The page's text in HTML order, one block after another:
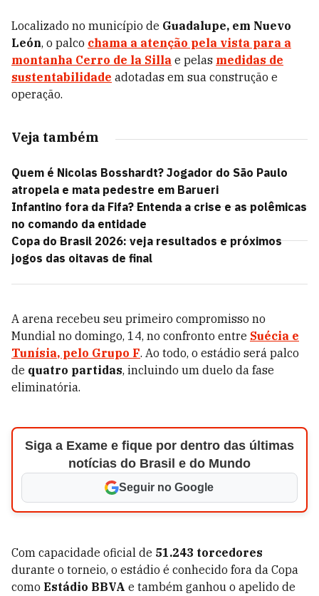
Localizado no município de Guadalupe, em Nuevo
León, o palco chama a atenção pela vista para a
montanha Cerro de la Silla e pelas medidas de
sustentabilidade adotadas em sua construção e
operação.
Veja também
Quem é Nicolas Bosshardt? Jogador do São Paulo
atropela e mata pedestre em Barueri
Infantino fora da Fifa? Entenda a crise e as polêmicas
no comando da entidade
Copa do Brasil 2026: veja resultados e próximos
jogos das oitavas de final
A arena recebeu seu primeiro compromisso no
Mundial no domingo, 14, no confronto entre Suécia e
Tunísia, pelo Grupo F. Ao todo, o estádio será palco
de quatro partidas, incluindo um duelo da fase
eliminatória.
Siga a Exame e fique por dentro das últimas
notícias do Brasil e do Mundo
Seguir no Google
Com capacidade oficial de 51.243 torcedores
durante o torneio, o estádio é conhecido fora da Copa
como Estádio BBVA e também ganhou o apelido de